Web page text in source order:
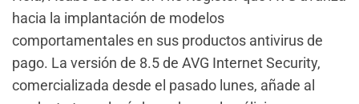
hacia la implantación de modelos
comportamentales en sus productos antivirus de
pago. La versión de 8.5 de AVG Internet Security,
comercializada desde el pasado lunes, añade al